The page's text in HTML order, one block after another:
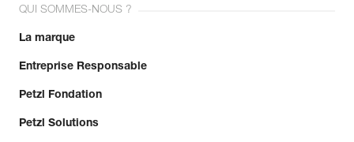
QUI SOMMES-NOUS ?
La marque
Entreprise Responsable
Petzl Fondation
Petzl Solutions